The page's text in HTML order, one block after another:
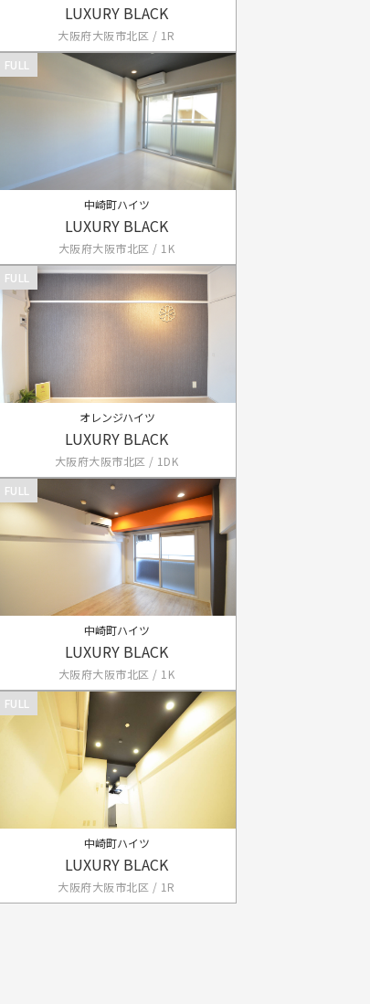
LUXURY BLACK
大阪府大阪市北区 / 1R
FULL
中崎町ハイツ
LUXURY BLACK
大阪府大阪市北区 / 1K
FULL
オレンジハイツ
LUXURY BLACK
大阪府大阪市北区 / 1DK
FULL
中崎町ハイツ
LUXURY BLACK
大阪府大阪市北区 / 1K
FULL
中崎町ハイツ
LUXURY BLACK
大阪府大阪市北区 / 1R